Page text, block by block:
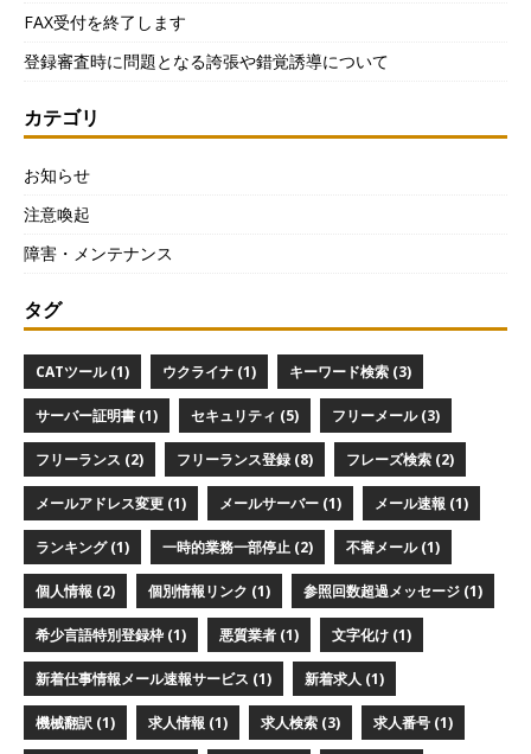
FAX受付を終了します
登録審査時に問題となる誇張や錯覚誘導について
カテゴリ
お知らせ
注意喚起
障害・メンテナンス
タグ
CATツール (1) ウクライナ (1) キーワード検索 (3)
サーバー証明書 (1) セキュリティ (5) フリーメール (3)
フリーランス (2) フリーランス登録 (8) フレーズ検索 (2)
メールアドレス変更 (1) メールサーバー (1) メール速報 (1)
ランキング (1) 一時的業務一部停止 (2) 不審メール (1)
個人情報 (2) 個別情報リンク (1) 参照回数超過メッセージ (1)
希少言語特別登録枠 (1) 悪質業者 (1) 文字化け (1)
新着仕事情報メール速報サービス (1) 新着求人 (1)
機械翻訳 (1) 求人情報 (1) 求人検索 (3) 求人番号 (1)